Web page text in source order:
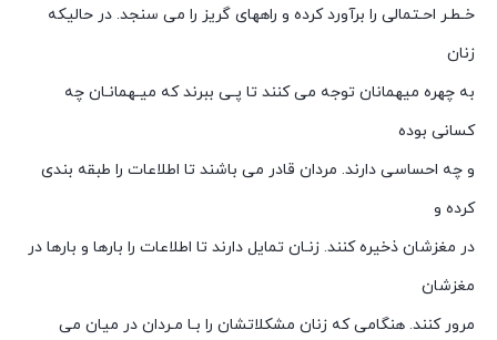
خـطـر احـتمالی را برآورد کرده و راههای گریز را می سنجد. در حالیکه
زنان
به چهره میهمانان توجه می کنند تا پـی ببرند که میـهمانـان چه
کسانی بوده
و چه احساسی دارند. مردان قادر می باشند تا اطلاعات را طبقه بندی
کرده و
در مغزشان ذخیره کنند. زنـان تمایل دارند تا اطلاعات را بارها و بارها در
مغزشان
مرور کنند. هنگامی که زنان مشکلاتشان را بـا مـردان در میان می